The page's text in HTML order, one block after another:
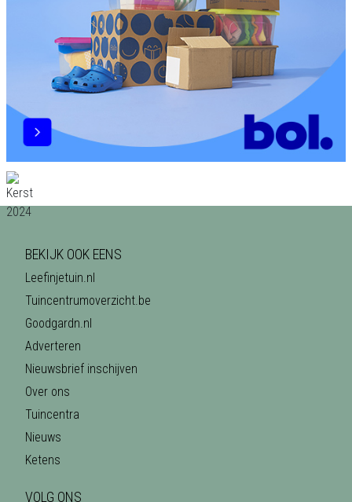
BEKIJK OOK EENS
Leefinjetuin.nl
Tuincentrumoverzicht.be
Goodgardn.nl
Adverteren
Nieuwsbrief inschijven
Over ons
Tuincentra
Nieuws
Ketens
VOLG ONS